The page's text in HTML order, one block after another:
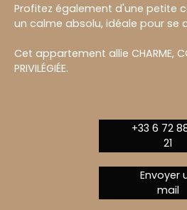
Profitez également d'une petite
un calme absolu, idéale pour se
Cet appartement allie CHARME,
PRIVILÉGIÉE.
+33 6 72
21
Envoyer
mail